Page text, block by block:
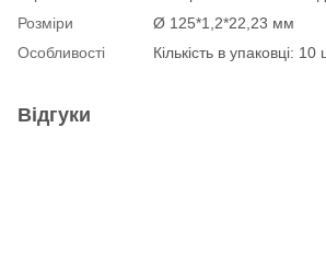
Розміри
Ø 125*1,2*22,23 мм
Особливості
Кількість в упаковці: 10
Відгуки